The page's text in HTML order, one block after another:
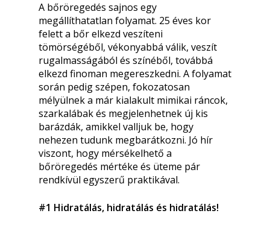
A bőröregedés sajnos egy
megállíthatatlan folyamat. 25 éves kor
felett a bőr elkezd veszíteni
tömörségéből, vékonyabbá válik, veszít
rugalmasságából és színéből, továbbá
elkezd finoman megereszkedni. A folyamat
során pedig szépen, fokozatosan
mélyülnek a már kialakult mimikai ráncok,
szarkalábak és megjelenhetnek új kis
barázdák, amikkel valljuk be, hogy
nehezen tudunk megbarátkozni. Jó hír
viszont, hogy mérsékelhető a
bőröregedés mértéke és üteme pár
rendkívül egyszerű praktikával.
#1 Hidratálás, hidratálás és hidratálás!